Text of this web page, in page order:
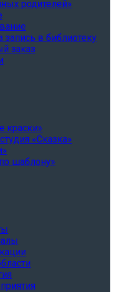
родителей»
запись в библиотеку
заказ
краски»
«Сказка»
шаблону»